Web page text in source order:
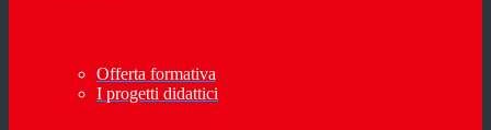
Offerta formativa
I progetti didattici